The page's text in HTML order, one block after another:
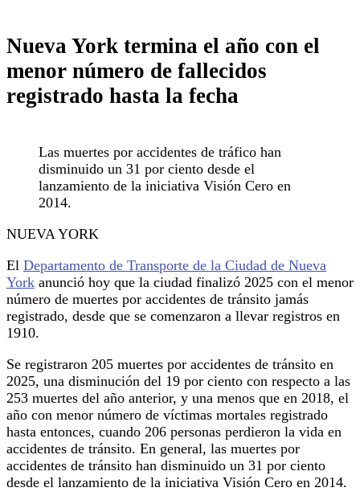
Nueva York termina el año con el
menor número de fallecidos
registrado hasta la fecha
Las muertes por accidentes de tráfico han
disminuido un 31 por ciento desde el
lanzamiento de la iniciativa Visión Cero en
2014.
NUEVA YORK
El Departamento de Transporte de la Ciudad de Nueva
York anunció hoy que la ciudad finalizó 2025 con el menor
número de muertes por accidentes de tránsito jamás
registrado, desde que se comenzaron a llevar registros en
1910.
Se registraron 205 muertes por accidentes de tránsito en
2025, una disminución del 19 por ciento con respecto a las
253 muertes del año anterior, y una menos que en 2018, el
año con menor número de víctimas mortales registrado
hasta entonces, cuando 206 personas perdieron la vida en
accidentes de tránsito. En general, las muertes por
accidentes de tránsito han disminuido un 31 por ciento
desde el lanzamiento de la iniciativa Visión Cero en 2014.